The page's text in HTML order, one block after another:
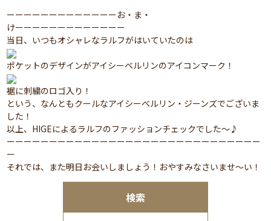
検索
ーーーーーーーーーーーーーお・ま・
けーーーーーーーーーーーーー
当日、いつもオシャレなラルフがはいていたのは
ポケットのデザインがアイシーベルリンのアイコンマーク！
裾に刺繍のロゴ入り！
という、なんともクールなアイシーベルリン・ジーンズでございま
した！
以上、HIGEによるラルフのファッションチェックでした～♪
ーーーーーーーーーーーーーーーーーーーーーーーーーーーーーー
ー
それでは、また明日お会いしましょう！おやすみなさいませ～い！